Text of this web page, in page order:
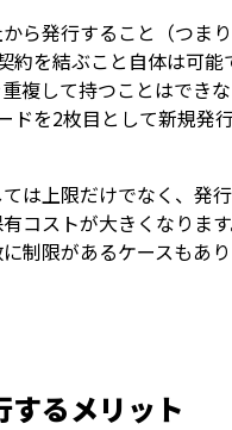
ら発行すること（つま
約を結ぶこと自体は可
複して持つことはでき
ドを2枚目として新規
は上限だけでなく、発
コストが大きくなり
制限があるケースもあ
るメリット